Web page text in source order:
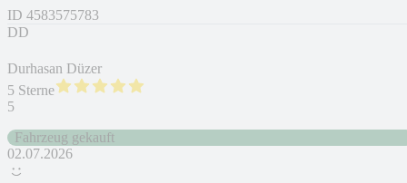
ID 4583575783
DD
Durhasan Düzer
5 Sterne
5
Fahrzeug gekauft
02.07.2026